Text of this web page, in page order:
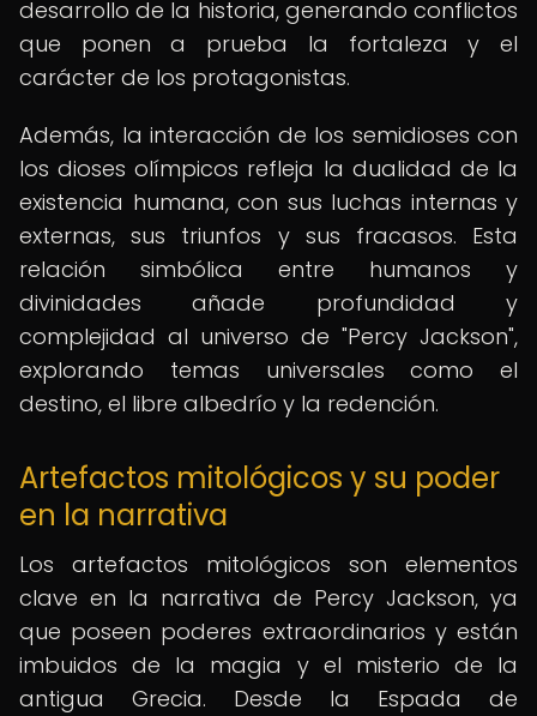
desarrollo de la historia, generando conflictos
que ponen a prueba la fortaleza y el
carácter de los protagonistas.
Además, la interacción de los semidioses con
los dioses olímpicos refleja la dualidad de la
existencia humana, con sus luchas internas y
externas, sus triunfos y sus fracasos. Esta
relación simbólica entre humanos y
divinidades añade profundidad y
complejidad al universo de "Percy Jackson",
explorando temas universales como el
destino, el libre albedrío y la redención.
Artefactos mitológicos y su poder
en la narrativa
Los artefactos mitológicos son elementos
clave en la narrativa de Percy Jackson, ya
que poseen poderes extraordinarios y están
imbuidos de la magia y el misterio de la
antigua Grecia. Desde la Espada de